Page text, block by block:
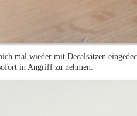
mal wieder mit Decalsätzen
in Angriff zu nehmen.